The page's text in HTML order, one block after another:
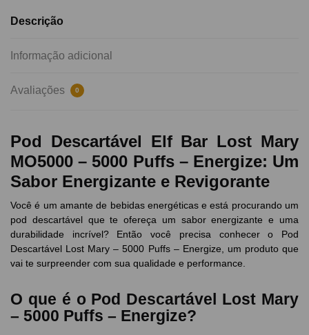
Descrição
Informação adicional
Avaliações 0
Pod Descartável Elf Bar Lost Mary
MO5000 – 5000 Puffs – Energize: Um
Sabor Energizante e Revigorante
Você é um amante de bebidas energéticas e está procurando um
pod descartável que te ofereça um sabor energizante e uma
durabilidade incrível? Então você precisa conhecer o Pod
Descartável Lost Mary – 5000 Puffs – Energize, um produto que
vai te surpreender com sua qualidade e performance.
O que é o Pod Descartável Lost Mary
– 5000 Puffs – Energize?